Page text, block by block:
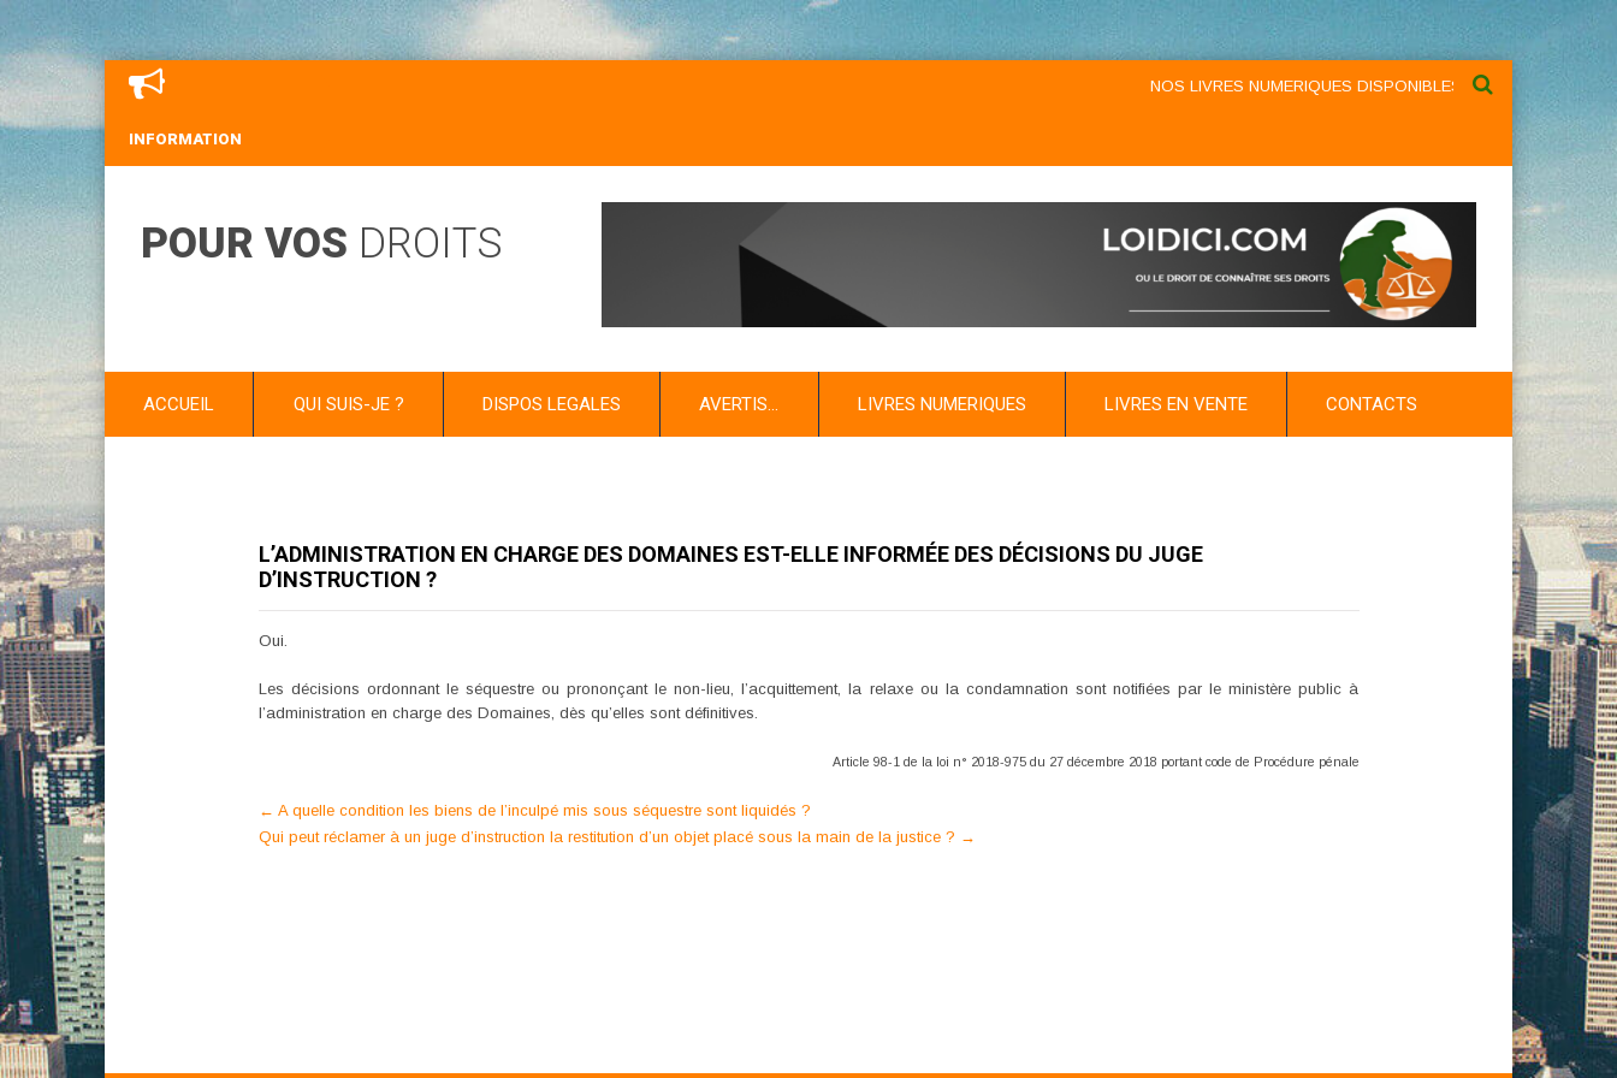
INFORMATION
NOS LIVRES NUMERIQUES DISPONIBLES AU NIVEAU DU MENU
POUR VOS DROITS
ACCUEIL QUI SUIS-JE ? DISPOS LEGALES AVERTIS… LIVRES NUMERIQUES LIVRES EN VENTE CONTACTS
L’ADMINISTRATION EN CHARGE DES DOMAINES EST-ELLE INFORMÉE DES DÉCISIONS DU JUGE
D’INSTRUCTION ?
Oui.
Les décisions ordonnant le séquestre ou prononçant le non-lieu, l’acquittement, la relaxe ou la condamnation sont notifiées par le ministère public à
l’administration en charge des Domaines, dès qu’elles sont définitives.
Article 98-1 de la loi n° 2018-975 du 27 décembre 2018 portant code de Procédure pénale
Post
navigation
← A quelle condition les biens de l’inculpé mis sous séquestre sont liquidés ?
Qui peut réclamer à un juge d’instruction la restitution d’un objet placé sous la main de la justice ? →